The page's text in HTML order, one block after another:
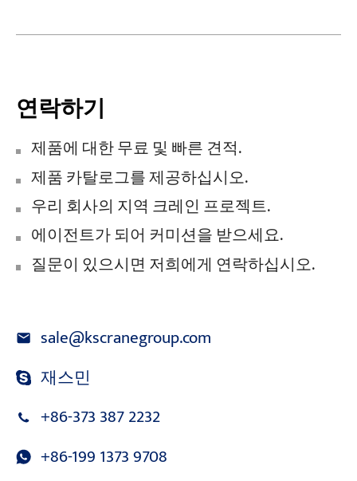
연락하기
제품에 대한 무료 및 빠른 견적.
제품 카탈로그를 제공하십시오.
우리 회사의 지역 크레인 프로젝트.
에이전트가 되어 커미션을 받으세요.
질문이 있으시면 저희에게 연락하십시오.
sale@kscranegroup.com
재스민
+86-373 387 2232
+86-199 1373 9708